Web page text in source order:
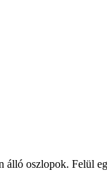
álló oszlopok.